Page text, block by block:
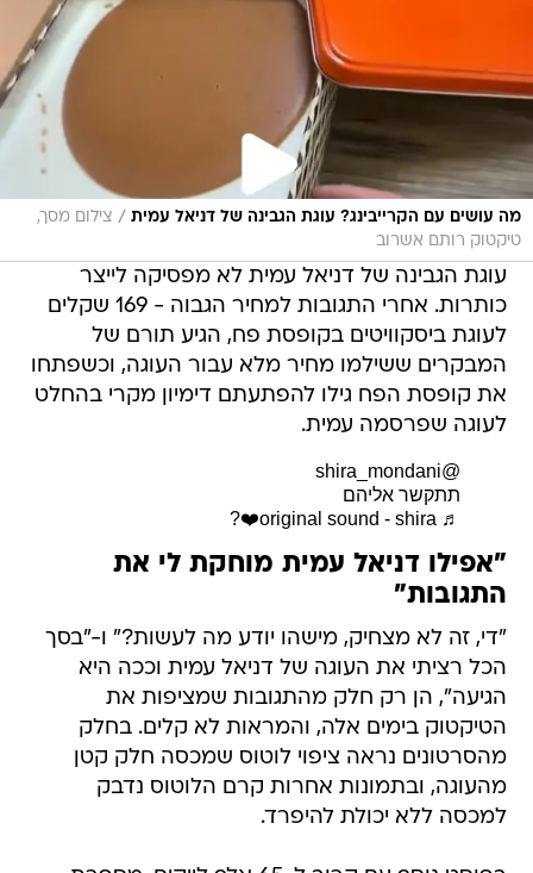
מה עושים עם הקרייבינג? עוגת הגבינה של דניאל עמית / צילום מסך,
טיקטוק רותם אשרוב
עוגת הגבינה של דניאל עמית לא מפסיקה לייצר
כותרות. אחרי התגובות למחיר הגבוה - 169 שקלים
לעוגת ביסקוויטים בקופסת פח, הגיע תורם של
המבקרים ששילמו מחיר מלא עבור העוגה, וכשפתחו
את קופסת הפח גילו להפתעתם דימיון מקרי בהחלט
לעוגה שפרסמה עמית.
@shira_mondani
תתקשר אליהם
♬ original sound - shira❤️‍?
"אפילו דניאל עמית מוחקת לי את
התגובות"
"די, זה לא מצחיק, מישהו יודע מה לעשות?" ו-"בסך
הכל רציתי את העוגה של דניאל עמית וככה היא
הגיעה", הן רק חלק מהתגובות שמציפות את
הטיקטוק בימים אלה, והמראות לא קלים. בחלק
מהסרטונים נראה ציפוי לוטוס שמכסה חלק קטן
מהעוגה, ובתמונות אחרות קרם הלוטוס נדבק
למכסה ללא יכולת להיפרד.